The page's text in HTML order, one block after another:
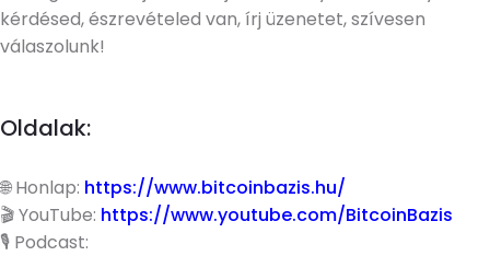
kérdésed, észrevételed van, írj üzenetet, szívesen
válaszolunk!
Oldalak:
🌐 Honlap: https://www.bitcoinbazis.hu/
🎬 YouTube: https://www.youtube.com/BitcoinBazis
🎙 Podcast: